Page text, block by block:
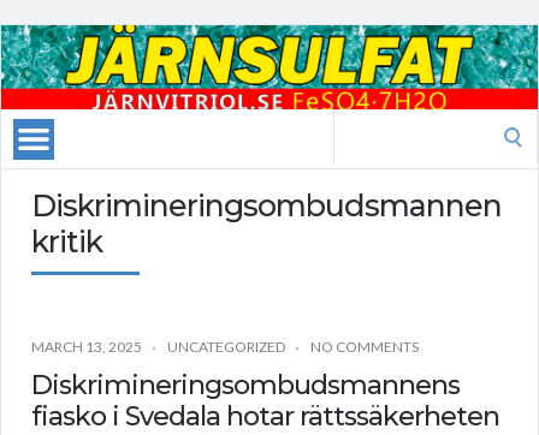
Diskrimineringsombudsmannen
kritik
MARCH 13, 2025 UNCATEGORIZED NO COMMENTS
Diskrimineringsombudsmannens
fiasko i Svedala hotar rättssäkerheten